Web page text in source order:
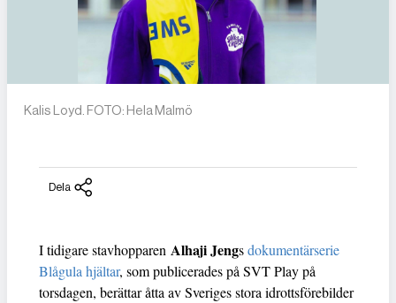
Kalis Loyd. FOTO: Hela Malmö
Dela
I tidigare stavhopparen Alhaji Jengsdokumentärserie
Blågula hjältar, som publicerades på SVT Play på
torsdagen, berättar åtta av Sveriges stora idrottsförebilder